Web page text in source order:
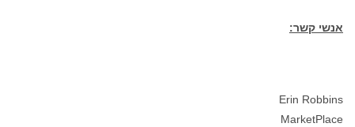
אנשי קשר:
Erin Robbins
MarketPlace